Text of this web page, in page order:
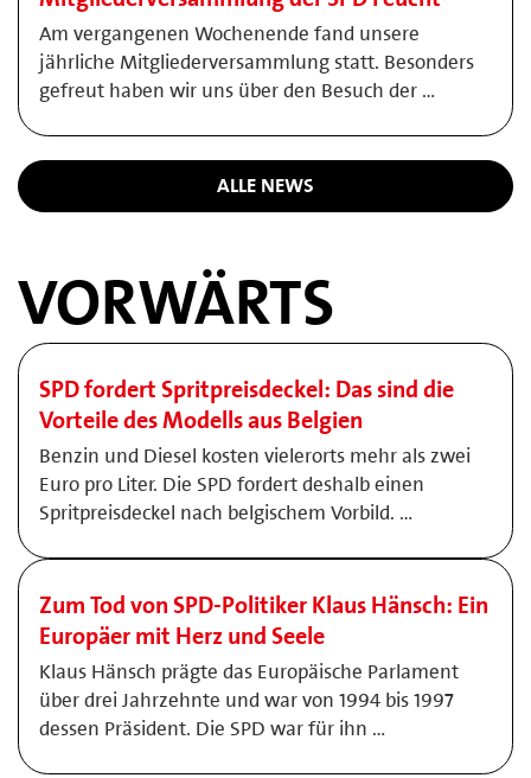
Am vergangenen Wochenende fand unsere
jährliche Mitgliederversammlung statt. Besonders
gefreut haben wir uns über den Besuch der …
ALLE NEWS
VORWÄRTS
SPD fordert Spritpreisdeckel: Das sind die
Vorteile des Modells aus Belgien
Benzin und Diesel kosten vielerorts mehr als zwei
Euro pro Liter. Die SPD fordert deshalb einen
Spritpreisdeckel nach belgischem Vorbild. …
Zum Tod von SPD-Politiker Klaus Hänsch: Ein
Europäer mit Herz und Seele
Klaus Hänsch prägte das Europäische Parlament
über drei Jahrzehnte und war von 1994 bis 1997
dessen Präsident. Die SPD war für ihn …